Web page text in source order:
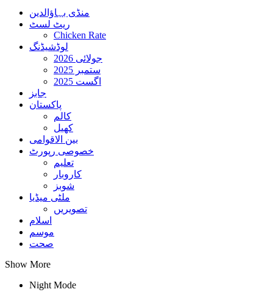
منڈی بہاؤالدین
ریٹ لسٹ
Chicken Rate
لوڈشیڈنگ
جولائی 2026
ستمبر 2025
اگست 2025
جابز
پاکستان
کالم
کھیل
بین الاقوامی
خصوصی رپورٹ
تعلیم
کاروبار
شوبز
ملٹی میڈیا
تصویریں
اسلام
موسم
صحت
Show More
Night Mode